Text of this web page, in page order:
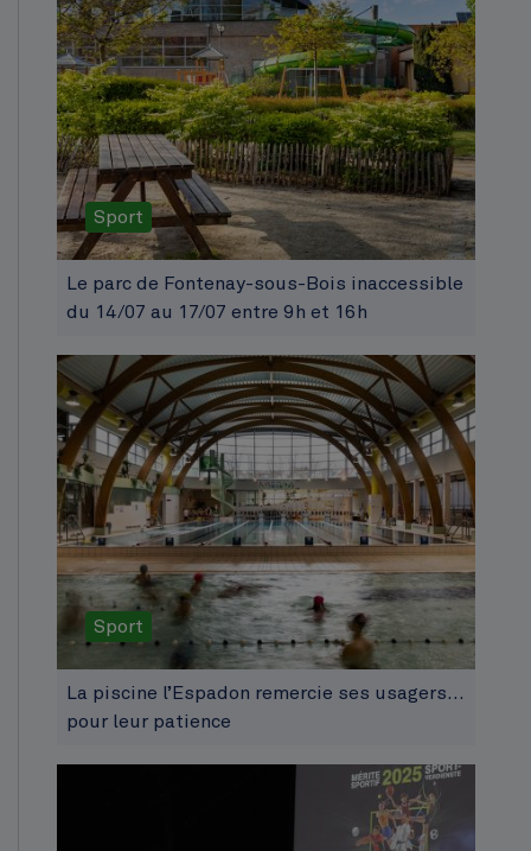
Sport
Le parc de Fontenay-sous-Bois inaccessible
du 14/07 au 17/07 entre 9h et 16h
Sport
La piscine l’Espadon remercie ses usagers…
pour leur patience